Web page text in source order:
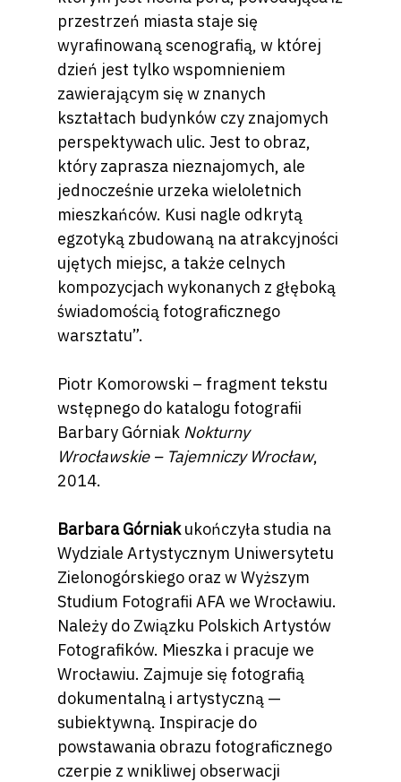
przestrzeń miasta staje się
wyrafinowaną scenografią, w której
dzień jest tylko wspomnieniem
zawierającym się w znanych
kształtach budynków czy znajomych
perspektywach ulic. Jest to obraz,
który zaprasza nieznajomych, ale
jednocześnie urzeka wieloletnich
mieszkańców. Kusi nagle odkrytą
egzotyką zbudowaną na atrakcyjności
ujętych miejsc, a także celnych
kompozycjach wykonanych z głęboką
świadomością fotograficznego
warsztatu”.
Piotr Komorowski – fragment tekstu
wstępnego do katalogu fotografii
Barbary Górniak Nokturny
Wrocławskie – Tajemniczy Wrocław,
2014.
Barbara Górniakukończyła studia na
Wydziale Artystycznym Uniwersytetu
Zielonogórskiego oraz w Wyższym
Studium Fotografii AFA we Wrocławiu.
Należy do Związku Polskich Artystów
Fotografików. Mieszka i pracuje we
Wrocławiu. Zajmuje się fotografią
dokumentalną i artystyczną —
subiektywną. Inspiracje do
powstawania obrazu fotograficznego
czerpie z wnikliwej obserwacji